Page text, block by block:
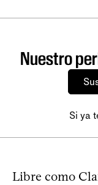
Nuestro
Si ya
Libre como